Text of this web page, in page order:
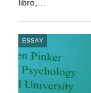
libro,…
ESSAY